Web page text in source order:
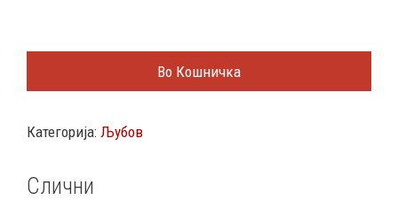
Во Кошничка
Категорија: Љубов
Слични